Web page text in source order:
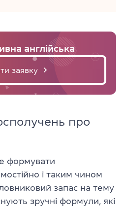
англійська
заявку
про
формувати
і таким чином
запас на тему
зручні формули, які